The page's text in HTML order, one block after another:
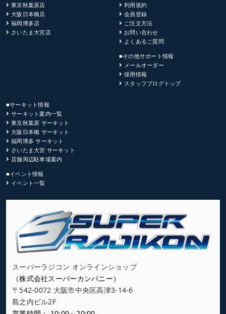
東京秋葉原店
大阪日本橋店
福岡博多店
さいたま大宮店
利用規約
会員登録
ご注文方法
お問い合わせ
よくあるご質問
■その他サポート情報
メールオーダー
採用情報
スタッフブログトップ
■サーキット情報
サーキット案内一覧
東京秋葉原 サーキット
大阪日本橋 サーキット
福岡博多 サーキット
さいたま大宮 サーキット
店舗周辺駐車場案内
■イベント情報
イベント一覧
スーパーラジコン オンラインショップ
（株式会社スーパーカンパニー）
〒542-0072 大阪市中央区高津3-14-6
島之内ビル2F